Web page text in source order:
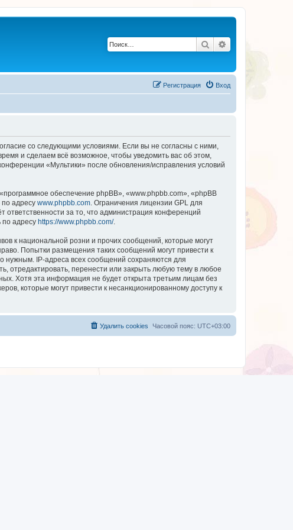
Поиск
Вход
Регистрация
со следующими условиями. Если вы не согласны с ними,
и сделаем всё возможное, чтобы уведомить вас об этом,
«Мультики» после обновления/исправления условий
обеспечение phpBB», «www.phpbb.com», «phpBB
адресу www.phpbb.com. Ограничения лицензии GPL для
ответственности за то, что администрация конференций
по адресу https://www.phpbb.com/.
к национальной розни и прочих сообщений, которые могут
Попытки размещения таких сообщений могут привести к
нужным. IP-адреса всех сообщений сохраняются для
отредактировать, перенести или закрыть любую тему в любое
Хотя эта информация не будет открыта третьим лицам без
которые могут привести к несанкционированному доступу к
Часовой пояс: UTC+03:00
Удалить cookies